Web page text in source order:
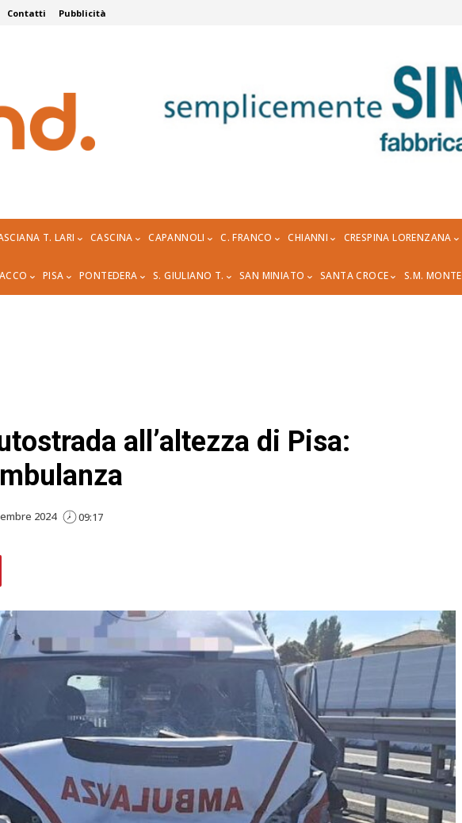
Contatti Pubblicità
T. LARI CASCINA CAPANNOLI C. FRANCO CHIANNI CRESPINA LORENZANA
PISA PONTEDERA S. GIULIANO T. SAN MINIATO SANTA CROCE S.M. MONTE
all’altezza di Pisa:
2024 09:17